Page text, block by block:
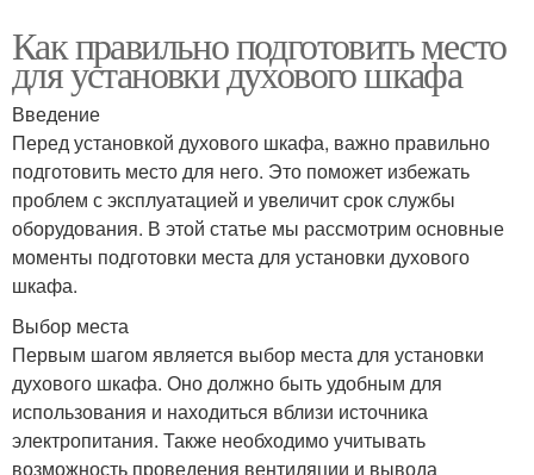
Как правильно подготовить место
для установки духового шкафа
Введение
Перед установкой духового шкафа, важно правильно
подготовить место для него. Это поможет избежать
проблем с эксплуатацией и увеличит срок службы
оборудования. В этой статье мы рассмотрим основные
моменты подготовки места для установки духового
шкафа.
Выбор места
Первым шагом является выбор места для установки
духового шкафа. Оно должно быть удобным для
использования и находиться вблизи источника
электропитания. Также необходимо учитывать
возможность проведения вентиляции и вывода